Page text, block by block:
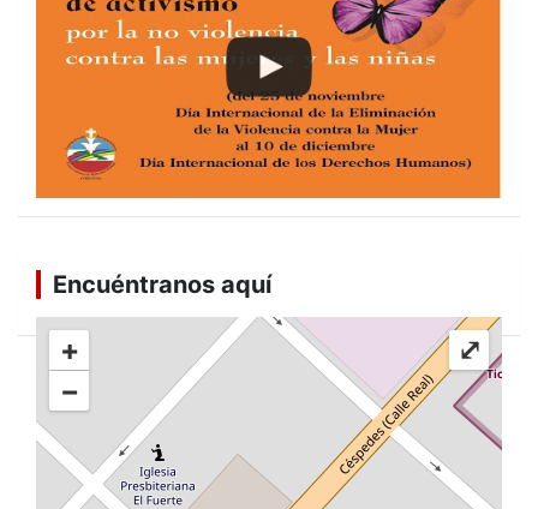
Encuéntranos aquí
+
−
⤢